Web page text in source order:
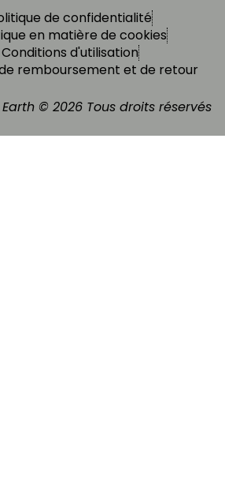
de confidentialité
en matière de cookies
Conditions d'utilisation
remboursement et de retour
© 2026 Tous droits réservés